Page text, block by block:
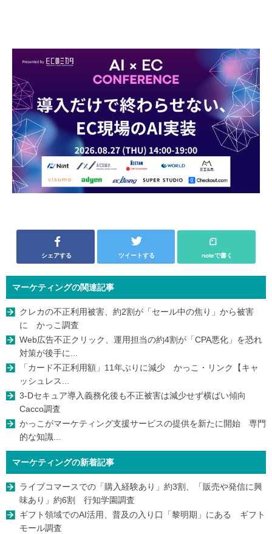
シェアする ツイートする noteで書く
マーケティングの関連記事
クレカの不正利用被害、約2割が「セール中の焦り」から被害
に かっこ調査
Web広告不正クリック、運用担当の約4割が「CPA悪化」を恐れ
対策が後手に...
「カード不正利用額」11年ぶりに減少 かっこ・リンク【キャ
ッシュレス...
3-Dセキュア導入義務化後も不正被害は減少せず横ばい傾向
Cacco調査
かっこがマーケティング支援サービスの提供を新たに開始 専門
的な知識...
マーケティングの新着記事
ライブコマースでの「購入経験あり」約3割、「販売や発信に興
味あり」約6割 行知学園調査
ギフト領域でのAI活用、普及の入り口「黎明期」にある ギフト
モール調査